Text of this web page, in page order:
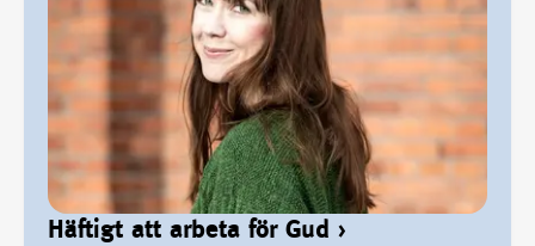
Häftigt att arbeta för Gud ›